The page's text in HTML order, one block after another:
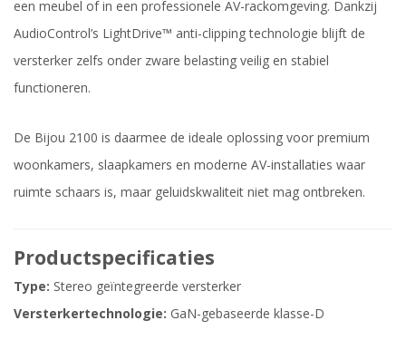
een meubel of in een professionele AV-rackomgeving. Dankzij
AudioControl’s LightDrive™ anti-clipping technologie blijft de
versterker zelfs onder zware belasting veilig en stabiel
functioneren.
De Bijou 2100 is daarmee de ideale oplossing voor premium
woonkamers, slaapkamers en moderne AV-installaties waar
ruimte schaars is, maar geluidskwaliteit niet mag ontbreken.
Productspecificaties
Type: Stereo geïntegreerde versterker
Versterkertechnologie: GaN-gebaseerde klasse-D